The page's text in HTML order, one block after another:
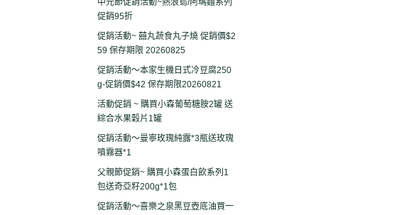
中元節促銷活動~熱浪島/阿瑪麵系列
促銷95折
促銷活動~ 囍丸蔬食丸子燒 促銷價$2
59 保存期限 20260825
促銷活動～本家生機日式冷豆腐250
g-促銷價$42 保存期限20260821
活動促銷 ~ 購買小森葡萄糖胺2罐 送
綜合水果穀片1罐
促銷活動～曼寧玫瑰純露*3瓶送玫瑰
噴霧器*1
父親節促銷~ 購買小森蛋白飲系列1
包送奇亞籽200g*1包
促銷活動～喜樂之泉黑豆壺底油買一